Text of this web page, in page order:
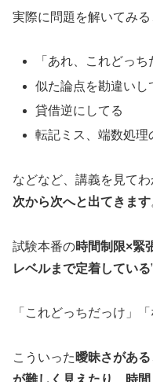
実際に問題を解いてみる
「あれ、これどっ
似た論点を勘違いし
貸借逆にしてる
転記ミス、端数処理
などなど、講義を見てわ
次から次へと出てきます
試験本番の時間制限×緊
レベルまで定着している
「これどっちだっけ」
こういった 曖昧さがあ